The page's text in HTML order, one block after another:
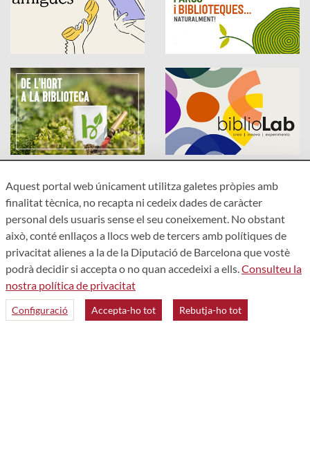
Accessibilitat
Avís legal
Política de privacitat
Mapa web
Aquest portal web únicament utilitza galetes pròpies amb
finalitat tècnica, no recapta ni cedeix dades de caràcter
personal dels usuaris sense el seu coneixement. No obstant
això, conté enllaços a llocs web de tercers amb polítiques de
privacitat alienes a la de la Diputació de Barcelona que vostè
podrà decidir si accepta o no quan accedeixi a ells.Consulteu la
nostra política de privacitat
Configuració Accepta-ho tot Rebutja-ho tot